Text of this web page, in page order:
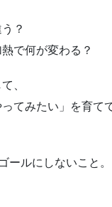
？
で何が変わる？
、
てみたい」を育て
ールにしないこと。